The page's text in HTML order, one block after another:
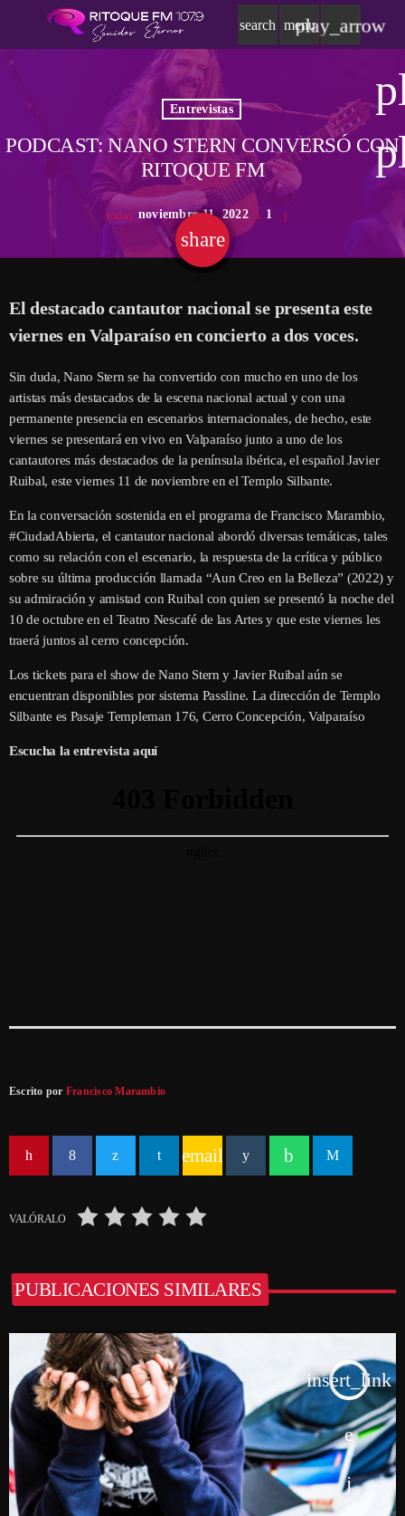
search menu
play_arrow
Entrevistas
PODCAST: NANO STERN CONVERSÓ CON
RITOQUE FM
today noviembre 11, 2022 1
share
email
El destacado cantautor nacional se presenta este
viernes en Valparaíso en concierto a dos voces.
Sin duda, Nano Stern se ha convertido con mucho en uno de los
artistas más destacados de la escena nacional actual y con una
permanente presencia en escenarios internacionales, de hecho, este
viernes se presentará en vivo en Valparaíso junto a uno de los
cantautores más destacados de la península ibérica, el español Javier
Ruibal, este viernes 11 de noviembre en el Templo Silbante.
En la conversación sostenida en el programa de Francisco Marambio,
#CiudadAbierta, el cantautor nacional abordó diversas temáticas, tales
como su relación con el escenario, la respuesta de la crítica y público
sobre su última producción llamada “Aun Creo en la Belleza” (2022) y
su admiración y amistad con Ruibal con quien se presentó la noche del
10 de octubre en el Teatro Nescafé de las Artes y que este viernes les
traerá juntos al cerro concepción.
Los tickets para el show de Nano Stern y Javier Ruibal aún se
encuentran disponibles por sistema Passline. La dirección de Templo
Silbante es Pasaje Templeman 176, Cerro Concepción, Valparaíso
Escucha la entrevista aquí
Escrito por Francisco Marambio
email
VALÓRALO
PUBLICACIONES SIMILARES
insert_link